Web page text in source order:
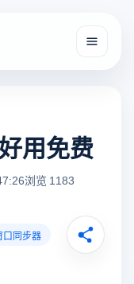
用免费
浏览 1183
口同步器